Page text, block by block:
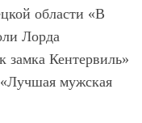
области «В
Лорда
замка Кентервиль»
мужская